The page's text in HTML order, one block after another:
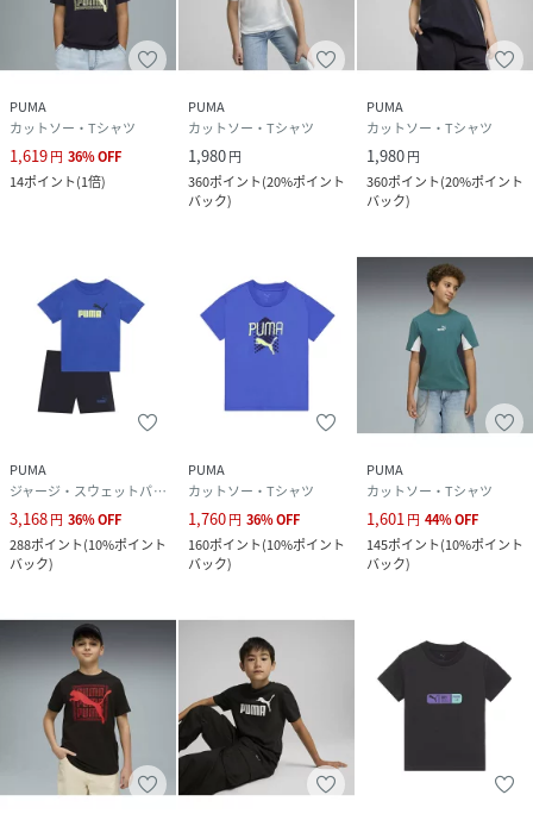
PUMA
カットソー・Tシャツ
1,619円 36%OFF
14ポイント(1倍)
PUMA
カットソー・Tシャツ
1,980円
360ポイント(20%ポイント
バック)
PUMA
カットソー・Tシャツ
1,980円
360ポイント(20%ポイント
バック)
PUMA
ジャージ・スウェットパンツ
3,168円 36%OFF
288ポイント(10%ポイント
バック)
PUMA
カットソー・Tシャツ
1,760円 36%OFF
160ポイント(10%ポイント
バック)
PUMA
カットソー・Tシャツ
1,601 円 44%OFF
145ポイント(10%ポイント
バック)